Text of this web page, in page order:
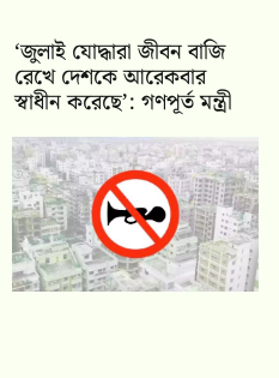
‘জুলাই যোদ্ধারা জীবন বাজি
রেখে দেশকে আরেকবার
স্বাধীন করেছে’: গণপূর্ত মন্ত্রী